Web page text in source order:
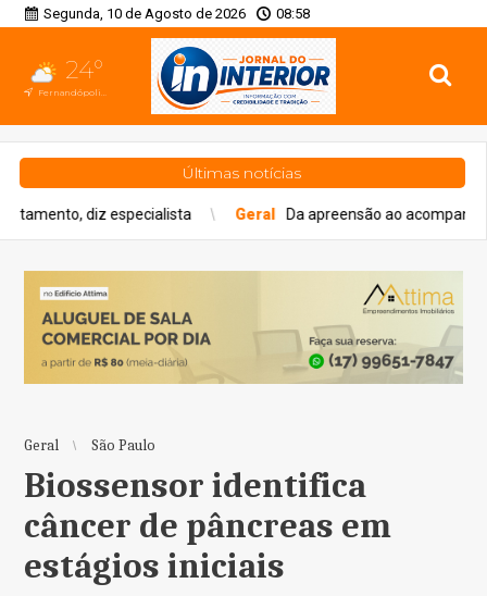
Segunda, 10 de Agosto de 2026 08:58
24°
Fernandópolis, SP
Últimas notícias
Geral Da apreensão ao acompanhamento: veja como
Geral São Paulo
Biossensor identifica
câncer de pâncreas em
estágios iniciais